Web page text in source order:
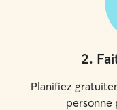
2.
Planifiez
personne